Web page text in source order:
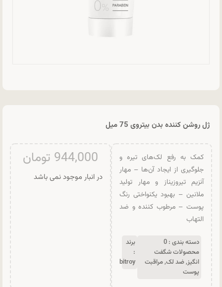
ژل روشن کننده بدن بیتروی 75 میل
کمک به رفع لک‌های تیره و
جلوگیری از ایجاد آن‌ها – مهار
آنزیم تیروزیناز و مهار تولید
ملانین – بهبود یکنواختی رنگ
پوست – مرطوب کننده و ضد
التهاب
دسته بندی : 0
محصولات شگفت
انگیز,ضد لک,مراقبت
پوست
برند
:
bitroy
944,000 تومان
در انبار موجود نمی باشد